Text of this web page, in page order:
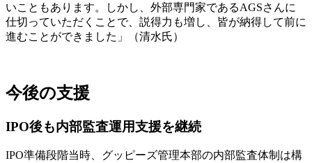
いこともあります。しかし、外部専門家であるAGSさんに
仕切っていただくことで、説得力も増し、皆が納得して前に
進むことができました」（清水氏）
今後の支援
IPO後も内部監査運用支援を継続
IPO準備段階当時、グッピーズ管理本部の内部監査体制は構